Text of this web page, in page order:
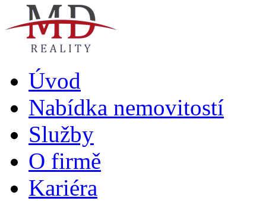
Úvod
Nabídka nemovitostí
Služby
O firmě
Kariéra